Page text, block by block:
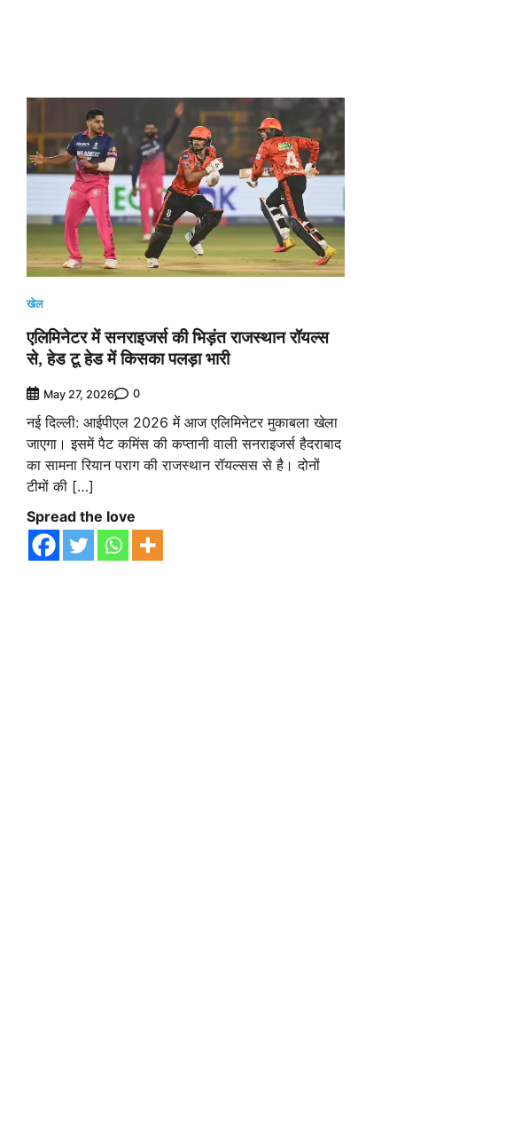
खेल
एलिमिनेटर में सनराइजर्स की भिड़ंत राजस्थान रॉयल्स
से, हेड टू हेड में किसका पलड़ा भारी
May 27, 2026 0
नई दिल्ली: आईपीएल 2026 में आज एलिमिनेटर मुकाबला खेला
जाएगा। इसमें पैट कमिंस की कप्तानी वाली सनराइजर्स हैदराबाद
का सामना रियान पराग की राजस्थान रॉयल्सस से है। दोनों
टीमों की […]
Spread the love